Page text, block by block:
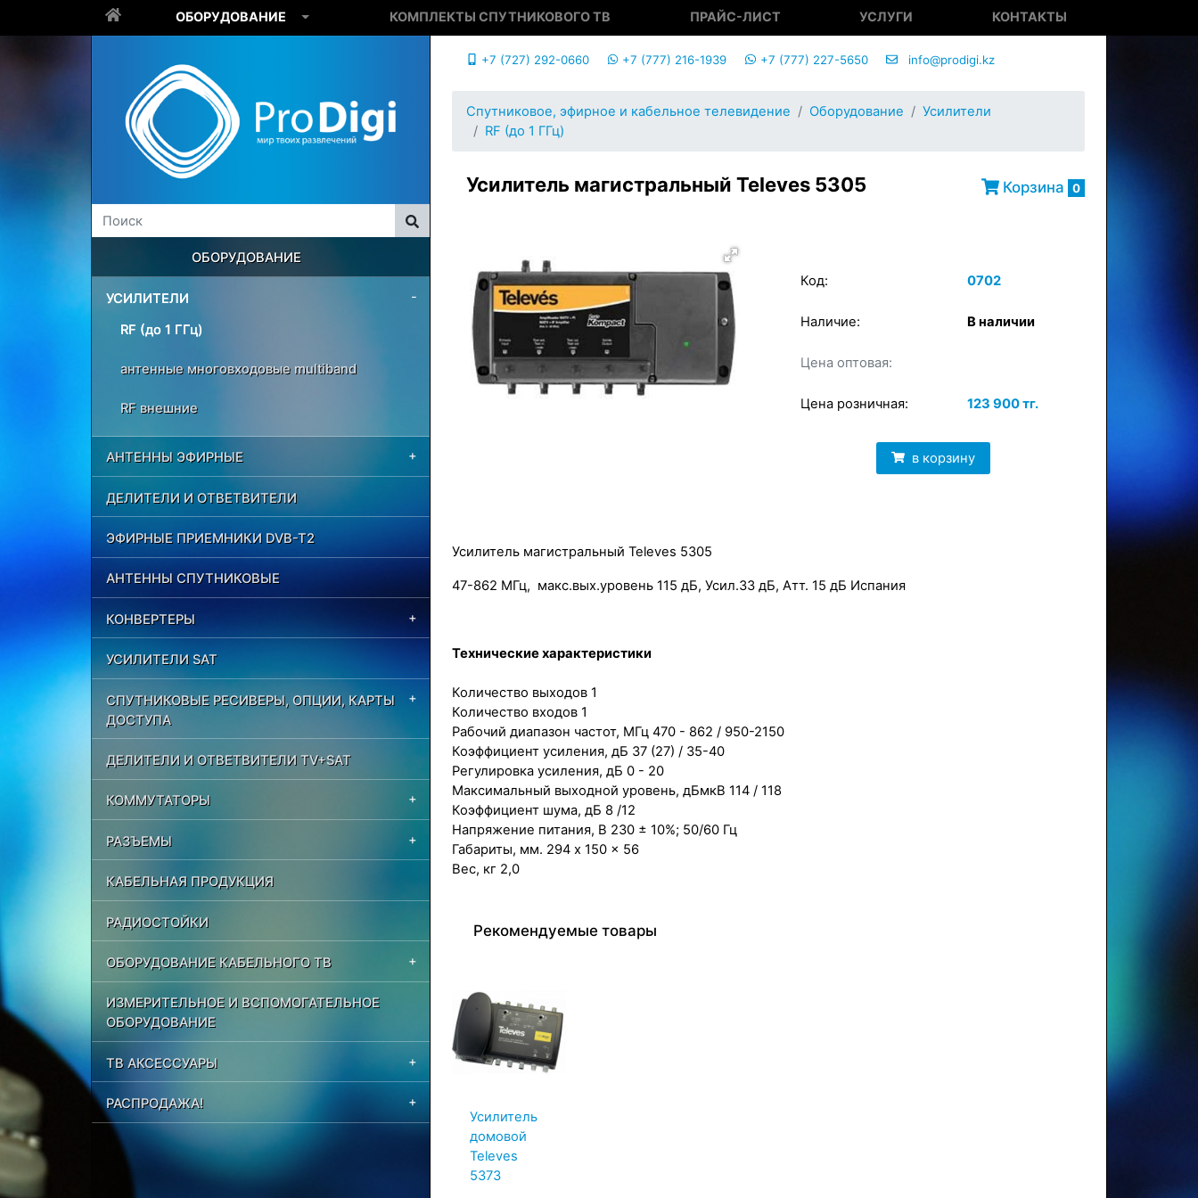
ОБОРУДОВАНИЕ КОМПЛЕКТЫ СПУТНИКОВОГО ТВ ПРАЙС-ЛИСТ УСЛУГИ КОНТАКТЫ
ОБОРУДОВАНИЕ
УСИЛИТЕЛИ -
RF (до 1 ГГц)
антенные многовходовые multiband
RF внешние
АНТЕННЫ ЭФИРНЫЕ +
ДЕЛИТЕЛИ И ОТВЕТВИТЕЛИ
ЭФИРНЫЕ ПРИЕМНИКИ DVB-T2
АНТЕННЫ СПУТНИКОВЫЕ
КОНВЕРТЕРЫ +
УСИЛИТЕЛИ SAT
СПУТНИКОВЫЕ РЕСИВЕРЫ, ОПЦИИ, КАРТЫ
ДОСТУПА
+
ДЕЛИТЕЛИ И ОТВЕТВИТЕЛИ TV+SAT
КОММУТАТОРЫ +
РАЗЪЕМЫ +
КАБЕЛЬНАЯ ПРОДУКЦИЯ
РАДИОСТОЙКИ
ОБОРУДОВАНИЕ КАБЕЛЬНОГО ТВ +
ИЗМЕРИТЕЛЬНОЕ И ВСПОМОГАТЕЛЬНОЕ
ОБОРУДОВАНИЕ
ТВ АКСЕССУАРЫ +
РАСПРОДАЖА! +
+7 (727) 292-0660 +7 (777) 216-1939 +7 (777) 227-5650 info@prodigi.kz
Спутниковое, эфирное и кабельное телевидение Оборудование
Усилители
RF (до 1 ГГц)
Усилитель магистральный Televes 5305 Корзина 0
Код: 0702
Наличие: В наличии
Цена оптовая:
Цена розничная: 123 900 тг.
в корзину
Усилитель магистральный Televes 5305
47-862 МГц, макс.вых.уровень 115 дБ, Усил.33 дБ, Атт. 15 дБ Испания
Технические характеристики
Количество выходов 1
Количество входов 1
Рабочий диапазон частот, МГц 470 - 862 / 950-2150
Коэффициент усиления, дБ 37 (27) / 35-40
Регулировка усиления, дБ 0 - 20
Максимальный выходной уровень, дБмкВ 114 / 118
Коэффициент шума, дБ 8 /12
Напряжение питания, В 230 ± 10%; 50/60 Гц
Габариты, мм. 294 x 150 x 56
Вес, кг 2,0
Рекомендуемые товары
Усилитель
домовой
Televes
5373